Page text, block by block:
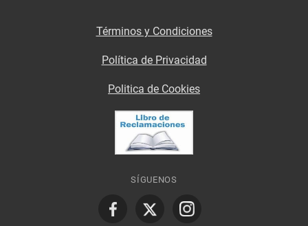
Términos y Condiciones
Política de Privacidad
Politica de Cookies
SÍGUENOS